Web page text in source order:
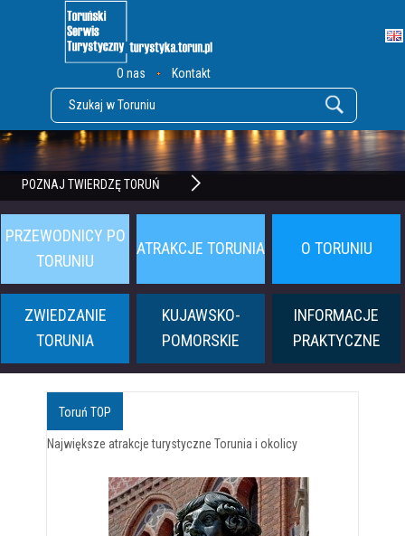
O nas Kontakt
POZNAJ TWIERDZĘ TORUŃ
PRZEWODNICY PO
TORUNIU
ATRAKCJE TORUNIA O TORUNIU
ZWIEDZANIE
TORUNIA
KUJAWSKO-
POMORSKIE
INFORMACJE
PRAKTYCZNE
Toruń TOP
Największe atrakcje turystyczne Torunia i okolicy